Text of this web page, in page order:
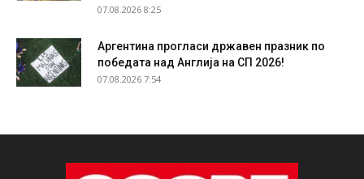
07.08.2026 8:25
Аргентина прогласи државен празник по
победата над Англија на СП 2026!
07.08.2026 7:54